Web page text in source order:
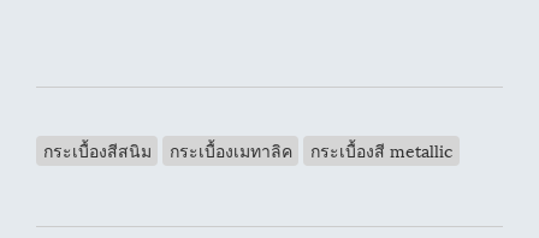
กระเบื้องสีสนิม กระเบื้องเมทาลิค กระเบื้องสี metallic